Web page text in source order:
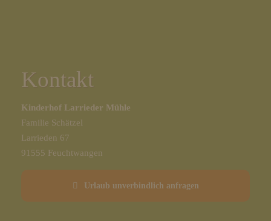
Kontakt
Kinderhof Larrieder Mühle
Familie Schätzel
Larrieden 67
91555 Feuchtwangen
Urlaub unverbindlich anfragen